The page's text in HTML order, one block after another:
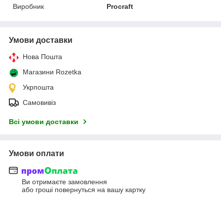
Виробник
Procraft
Умови доставки
Нова Пошта
Магазини Rozetka
Укрпошта
Самовивіз
Всі умови доставки
Умови оплати
Ви отримаєте замовлення
або гроші повернуться на вашу картку